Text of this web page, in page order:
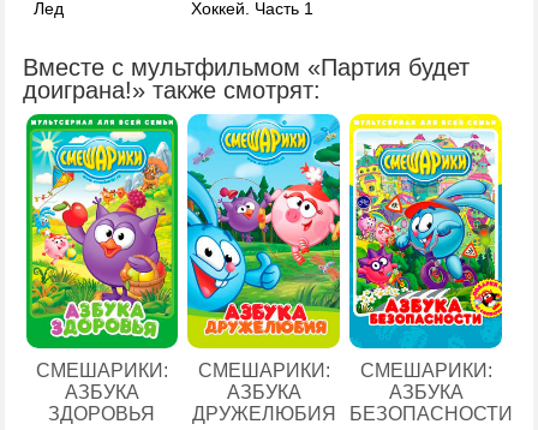
Лед
Хоккей. Часть 1
Вместе с мультфильмом «Партия будет
доиграна!» также смотрят:
СМЕШАРИКИ:
АЗБУКА
ЗДОРОВЬЯ
СМЕШАРИКИ:
АЗБУКА
ДРУЖЕЛЮБИЯ
СМЕШАРИКИ:
АЗБУКА
БЕЗОПАСНОСТИ